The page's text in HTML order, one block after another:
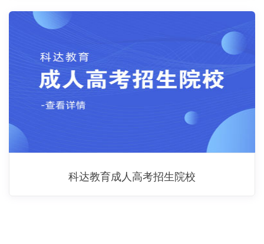
科达教育成人高考招生院校